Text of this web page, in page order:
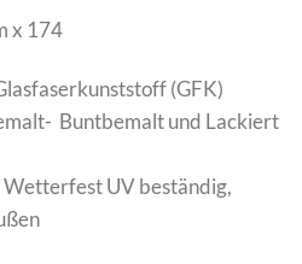
x 174
(GFK)
Buntbemalt und Lackiert
Wetterfest UV beständig,